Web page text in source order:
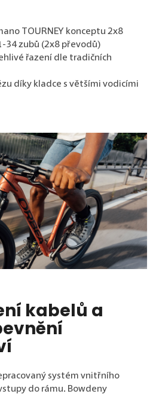
TOURNEY konceptu 2x8
34 zubů (2x8 převodů)
řazení dle tradičních
díky kladce s většími vodicími
kabelů a
systém vnitřního
do rámu. Bowdeny